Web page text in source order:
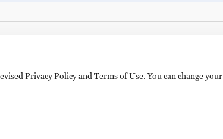
Road, Beijing, China. 100040
Privacy Policy and Terms of Use. You can change your